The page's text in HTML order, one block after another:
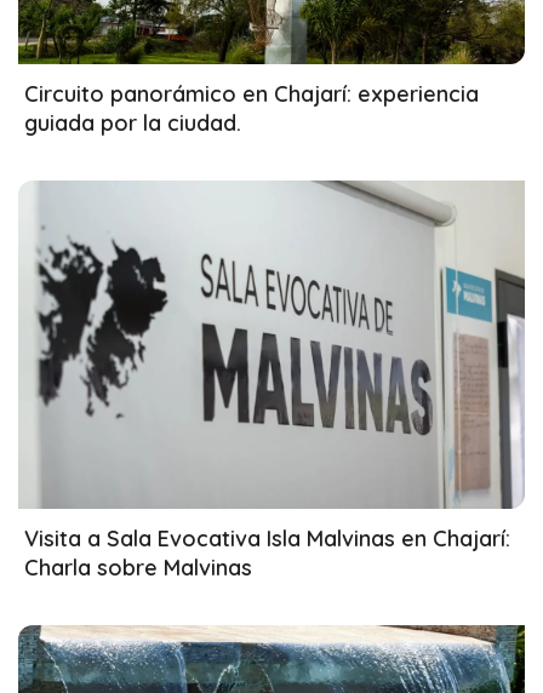
31/03/2026
Circuito panorámico en Chajarí: experiencia
guiada por la ciudad.
31/03/2026
Visita a Sala Evocativa Isla Malvinas en Chajarí:
Charla sobre Malvinas